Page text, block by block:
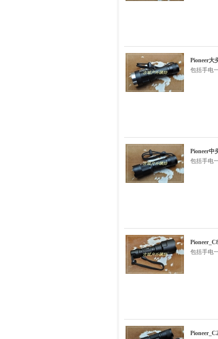
Pioneer大
包括手电
Pioneer中
包括手电
包括手电